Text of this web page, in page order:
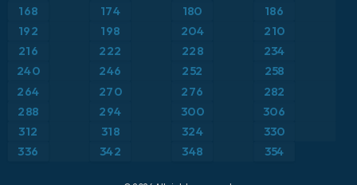
Estados Unidos
Europa
França
Grécia
Profundidade da neve
Rajadas de Vento Máximas
Rajadas de vento
168
174 180
186
192
198 204 210
216 222 228 234
240 246 252
258
264
270 276
282
288
294 300
306
312
318 324 330
336 342 348 354